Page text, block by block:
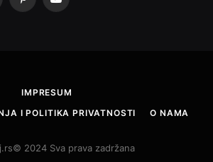
PinterestYouTube
IMPRESUM
I POLITIKA PRIVATNOSTI
O NAMA
2024 Sva prava zadržana